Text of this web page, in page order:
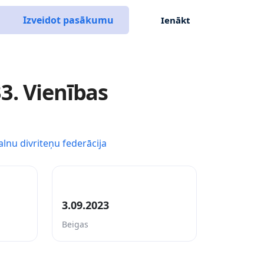
Izveidot pasākumu Ienākt
Vienības
divriteņu federācija
3.09.2023
Beigas